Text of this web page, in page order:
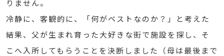
りません。
冷静に、客観的に、「何がベストなのか？」と考えた
結果、父が生まれ育った大好きな街で施設を探し、そ
こへ入所してもらうことを決断しました（母は最後まで